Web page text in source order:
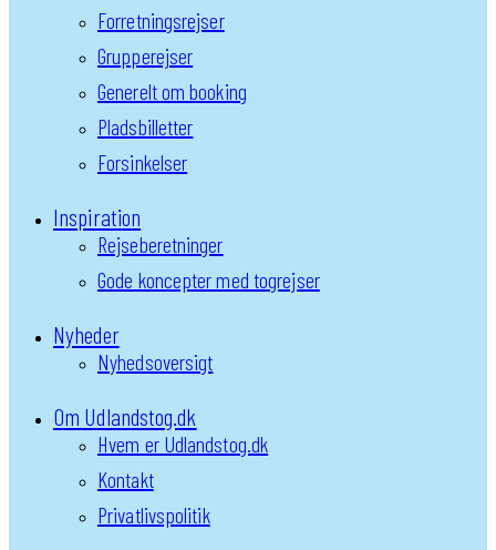
Forretningsrejser
Grupperejser
Generelt om booking
Pladsbilletter
Forsinkelser
Inspiration
Rejseberetninger
Gode koncepter med togrejser
Nyheder
Nyhedsoversigt
Om Udlandstog.dk
Hvem er Udlandstog.dk
Kontakt
Privatlivspolitik